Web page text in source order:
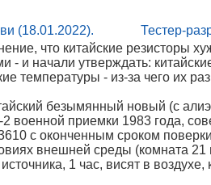
(18.01.2022). Тестер-
что китайские резисторы
- и начали утверждать:
температуры - из-за чего их
безымянный новый (с
военной приемки 1983 года,
с оконченным сроком
внешней среды (комната 21
1 час, висят в